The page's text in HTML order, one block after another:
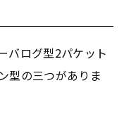
バログ型2パケット
型の三つがありま